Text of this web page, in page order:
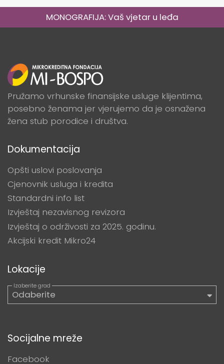
MONOGRAFIJA: Vaš vjetar u leđa
Pružamo vrhunske finansijske usluge klijentima,
posebno ženama jer vjerujemo da je osnažena
žena stub porodice i društva.
Dokumentacija
Opšti uslovi poslovanja
Cjenovnik usluga i kredita
Standardni info list
Izvještaj nezavisnog revizora
Izvještaj o održivosti za 2025. godinu.
Akcijski kredit Mikro24
Lokacije
Socijalne mreže
Facebook